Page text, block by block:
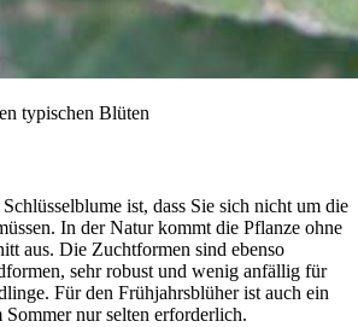
typischen Blüten
ist, dass Sie sich nicht um die
In der Natur kommt die Pflanze ohne
aus. Die Zuchtformen sind ebenso
sehr robust und wenig anfällig für
Für den Frühjahrsblüher ist auch ein
Sommer nur selten erforderlich.